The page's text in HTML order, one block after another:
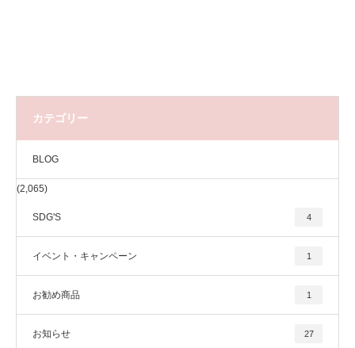
カテゴリー
BLOG
(2,065)
SDG'S 4
イベント・キャンペーン 1
お勧め商品 1
お知らせ 27